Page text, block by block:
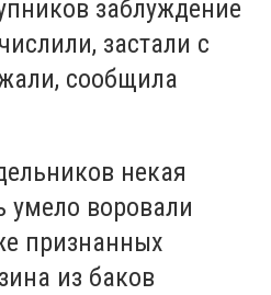
заблуждение
застали с
сообщила
некая
умело воровали
признанных
из баков